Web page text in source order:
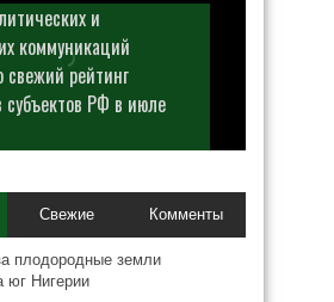
и
коммуникаций
свежий рейтинг
субъектов РФ в июле
Свежие Комменты
плодородные земли
юг Нигерии